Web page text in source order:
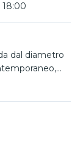
18:00
dal diametro
struttura
L’elemento
presenta
e lancette